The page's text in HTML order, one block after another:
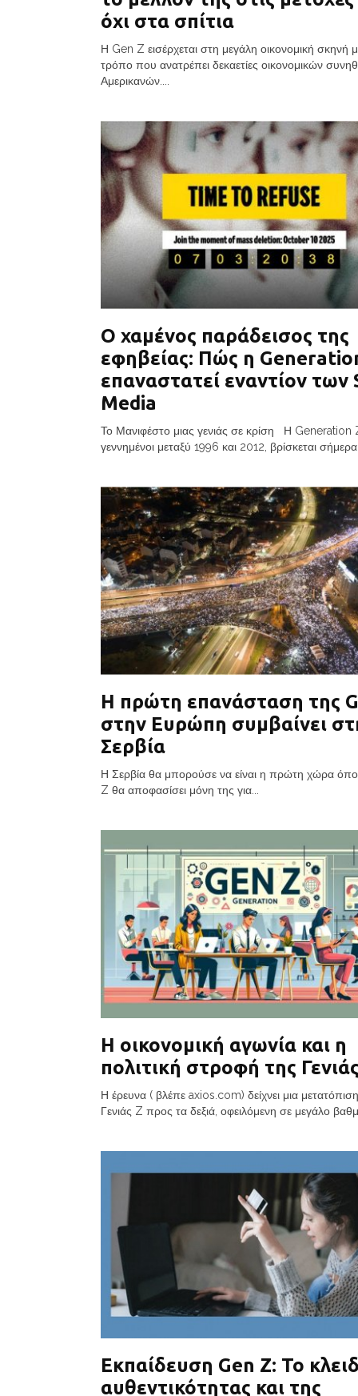
όχι στα σπίτια
Η Gen Z εισέρχεται στη μεγάλη οικονομική σκηνή
τρόπο που ανατρέπει δεκαετίες οικονομικών
Αμερικανών....
Ο χαμένος παράδεισος της
εφηβείας: Πώς η
επαναστατεί εναντίον των
Media
Το Μανιφέστο μιας γενιάς σε κρίση Η Generation
γεννημένοι μεταξύ 1996 και 2012, βρίσκεται
Η πρώτη επανάσταση της
στην Ευρώπη συμβαίνει
Σερβία
Η Σερβία θα μπορούσε να είναι η πρώτη χώρα
Z θα αποφασίσει μόνη της για...
Η οικονομική αγωνία και η
πολιτική στροφή της
Η έρευνα ( βλέπε axios.com) δείχνει μια
Γενιάς Z προς τα δεξιά, οφειλόμενη σε μεγάλο
Εκπαίδευση Gen Z: Το
αυθεντικότητας και της